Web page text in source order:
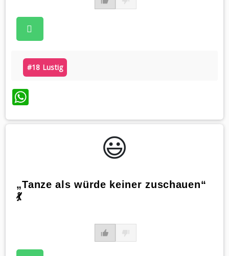
#18 Lustig
WhatsApp
😃️
„Tanze als würde keiner zuschauen“
💃